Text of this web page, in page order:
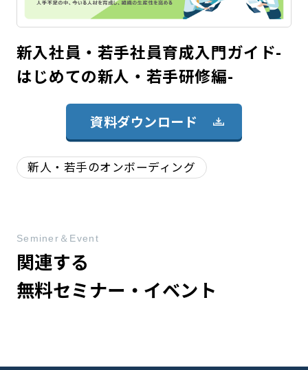
新入社員・若手社員育成入門ガイド-
はじめての新人・若手研修編-
資料ダウンロード
新人・若手のオンボーディング
関連する
無料セミナー・イベント
Seminer＆Event